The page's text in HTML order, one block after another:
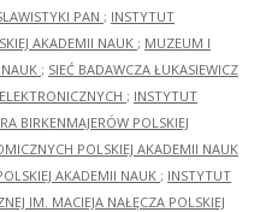
PAN ; INSTYTUT
AKADEMII NAUK ; MUZEUM I
; SIEĆ BADAWCZA ŁUKASIEWICZ
; INSTYTUT
BIRKENMAJERÓW POLSKIEJ
POLSKIEJ AKADEMII NAUK
AKADEMII NAUK ; INSTYTUT
IM. MACIEJA NAŁĘCZA POLSKIEJ